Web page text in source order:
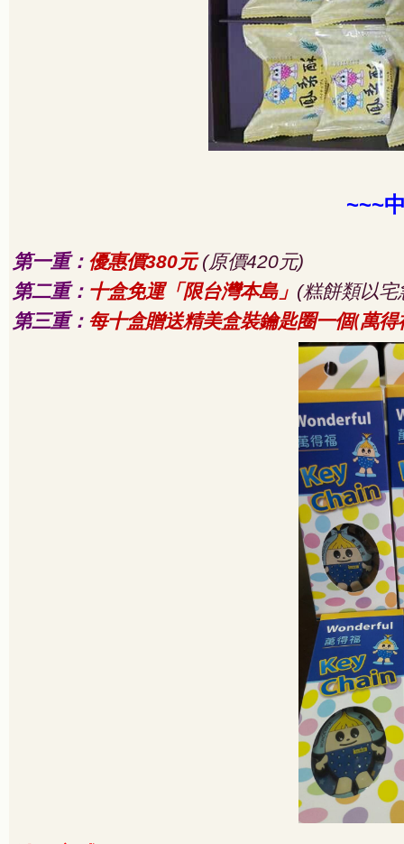
~~~
第一重： 優惠價380元 (原價420元)
第二重： 十盒免運「限台灣本島」 (糕餅類以
第三重： 每十盒贈送精美盒裝鑰匙圈一個(萬得